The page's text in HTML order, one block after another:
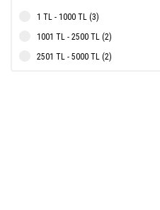
1 TL - 1000 TL (3)
1001 TL - 2500 TL (2)
2501 TL - 5000 TL (2)